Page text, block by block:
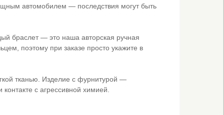
автомобилем — последствия могут быть
браслет — это наша авторская ручная
поэтому при заказе просто укажите в
тканью. Изделие с фурнитурой —
с агрессивной химией.